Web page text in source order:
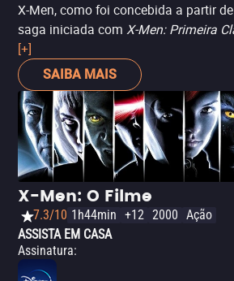
X-Men, como foi concebida a partir
saga iniciada com X-Men: Primeira
segunda tentativa de adaptar a
homônima dos quadrinhos e, como
falha de várias maneiras. O
protagonismo maior de Sophie
sucesso comGame of Thrones) no
além de Jessica Chastain (
A Hora
que esta última acabe subutilizada
que a história se passa em 1992,
após o longa anterior.
[+]
SAIBA MAIS
X-Men: O Filme
7.3/10 1h44min +12 2000 Ação
ASSISTA EM CASA
Assinatura: